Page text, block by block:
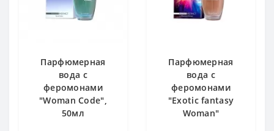
Парфюмерная
вода с
феромонами
"Woman Code",
50мл
Парфюмерная
вода с
феромонами
"Exotic fantasy
Woman"